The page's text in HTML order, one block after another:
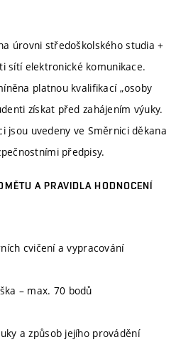
úrovni středoškolského studia +
sítí elektronické komunikace.
platnou kvalifikací „osoby
získat před zahájením výuky.
jsou uvedeny ve Směrnici děkana
předpisy.
A PRAVIDLA HODNOCENÍ
cvičení a vypracování
– max. 70 bodů
a způsob jejího provádění